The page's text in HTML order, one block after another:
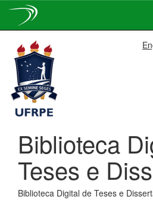
navigation
Biblioteca
Teses e
Biblioteca Digital de Teses e